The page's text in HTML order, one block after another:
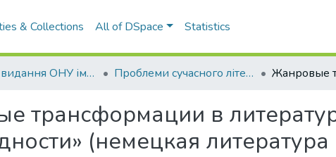
& Collections All of DSpace Statistics
Наукові видання ОНУ імені І. І. Мечникова Проблеми сучасного літературознавства
трансформации в
(немецкая